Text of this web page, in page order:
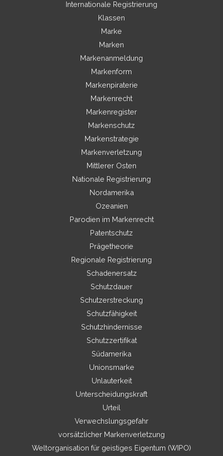
Internationale Registrierung
Klassen
Marke
Marken
Markenanmeldung
Markenform
Markenpiraterie
Markenrecht
Markenregister
Markenschutz
Markenstrategie
Markenverletzung
Mittlerer Osten
Nationale Registrierung
Nordamerika
Ozeanien
Parodien im Markenrecht
Patentschutz
Prägetheorie
Regionale Registrierung
Schadenersatz
Schutzdauer
Schutzerstreckung
Schutzfähigkeit
Schutzhindernisse
Schutzzertifikat
Südamerika
Unionsmarke
Unlauterkeit
Unterscheidungskraft
Urteil
Verwechslungsgefahr
vorsätzlicher Markenverletzung
Weltorganisation für geistiges Eigentum (WIPO)